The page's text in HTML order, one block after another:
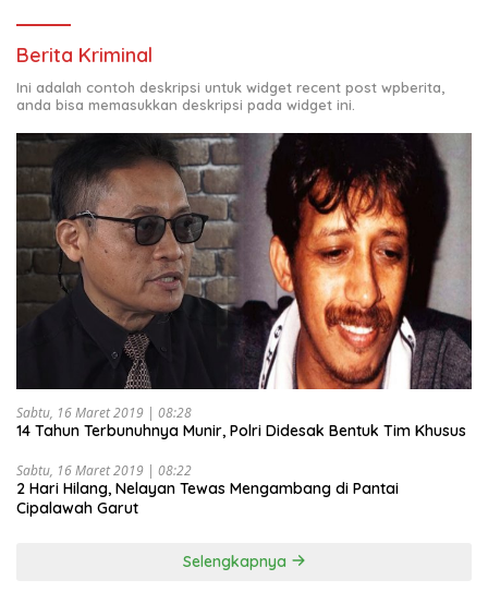
Berita Kriminal
Ini adalah contoh deskripsi untuk widget recent post wpberita,
anda bisa memasukkan deskripsi pada widget ini.
Sabtu, 16 Maret 2019 | 08:28
14 Tahun Terbunuhnya Munir, Polri Didesak Bentuk Tim Khusus
Sabtu, 16 Maret 2019 | 08:22
2 Hari Hilang, Nelayan Tewas Mengambang di Pantai
Cipalawah Garut
Selengkapnya